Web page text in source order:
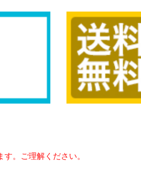
。ご理解ください。